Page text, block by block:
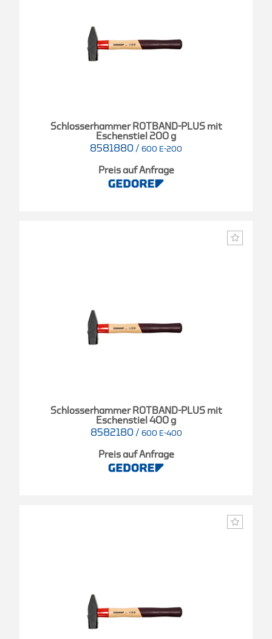
Schlosserhammer ROTBAND-PLUS mit
Eschenstiel 200 g
8581880 / 600 E-200
Preis auf Anfrage
Schlosserhammer ROTBAND-PLUS mit
Eschenstiel 400 g
8582180 / 600 E-400
Preis auf Anfrage